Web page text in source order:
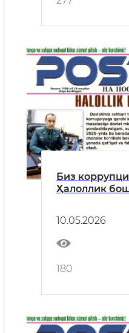
бошлади
Биз
Ҳалоллик
10.05.2026
180